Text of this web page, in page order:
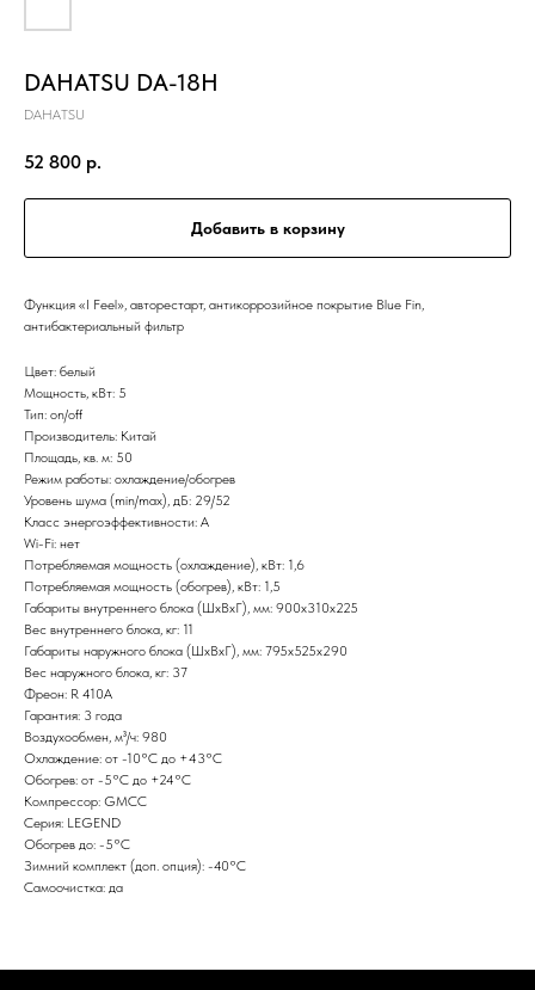
DAHATSU DA-18H
DAHATSU
52 800 р.
Добавить в корзину
Функция «I Feel», авторестарт, антикоррозийное покрытие Blue Fin,
антибактериальный фильтр
Цвет: белый
Мощность, кВт: 5
Тип: on/off
Производитель: Китай
Площадь, кв. м: 50
Режим работы: охлаждение/обогрев
Уровень шума (min/max), дБ: 29/52
Класс энергоэффективности: А
Wi-Fi: нет
Потребляемая мощность (охлаждение), кВт: 1,6
Потребляемая мощность (обогрев), кВт: 1,5
Габариты внутреннего блока (ШxВxГ), мм: 900х310х225
Вес внутреннего блока, кг: 11
Габариты наружного блока (ШxВxГ), мм: 795х525х290
Вес наружного блока, кг: 37
Фреон: R 410A
Гарантия: 3 года
Воздухообмен, м³/ч: 980
Охлаждение: от -10°С до +43°С
Обогрев: от -5°С до +24°С
Компрессор: GMCC
Серия: LEGEND
Обогрев до: -5°С
Зимний комплект (доп. опция): -40°С
Самоочистка: да